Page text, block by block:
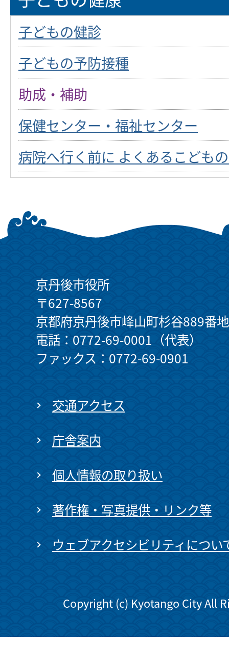
子どもの健診
子どもの予防接種
助成・補助
保健センター・福祉センター
病院へ行く前に よくあるこども
京丹後市役所
〒627-8567
京都府京丹後市峰山町杉谷889番地
電話：0772-69-0001（代表）
ファックス：0772-69-0901
交通アクセス
庁舎案内
個人情報の取り扱い
著作権・写真提供・リンク等
ウェブアクセシビリティについ
Copyright (c) Kyotango City All